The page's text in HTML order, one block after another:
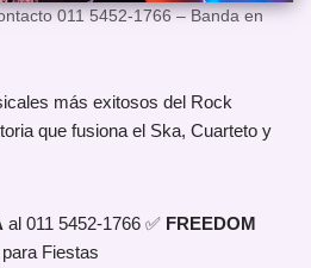
011 5452-1766 – Banda en
más exitosos del Rock
que fusiona el Ska, Cuarteto y
al 011 5452-1766 ✅ FREEDOM
Fiestas